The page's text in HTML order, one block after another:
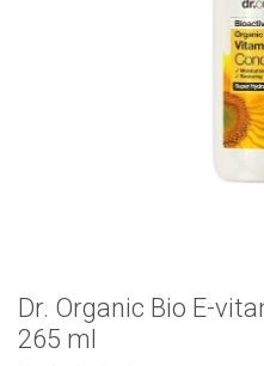
Dr. Organic Bio E-
265 ml